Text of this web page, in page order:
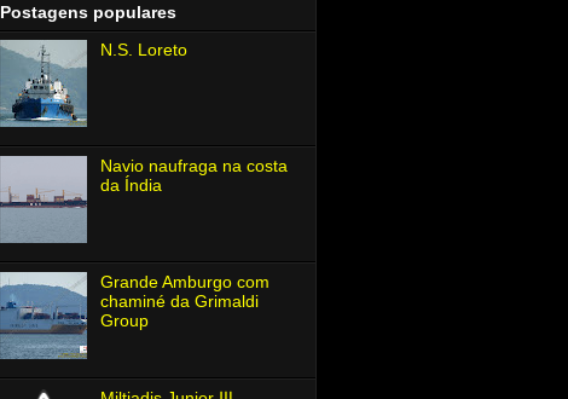
Postagens populares
N.S. Loreto
Navio naufraga na costa
da Índia
Grande Amburgo com
chaminé da Grimaldi
Group